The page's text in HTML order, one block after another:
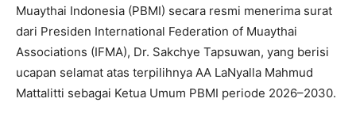
Muaythai Indonesia (PBMI) secara resmi menerima surat
dari Presiden International Federation of Muaythai
Associations (IFMA), Dr. Sakchye Tapsuwan, yang berisi
ucapan selamat atas terpilihnya AA LaNyalla Mahmud
Mattalitti sebagai Ketua Umum PBMI periode 2026–2030.